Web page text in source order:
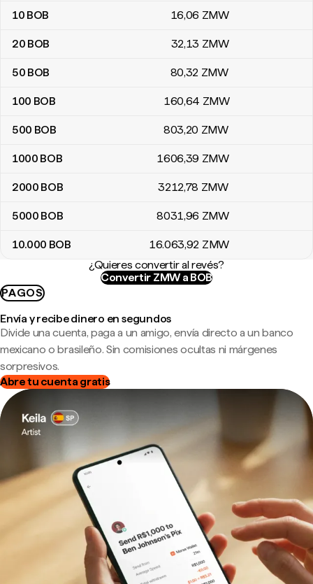
10 BOB 16,06 ZMW
20 BOB 32,13 ZMW
50 BOB 80,32 ZMW
100 BOB 160,64 ZMW
500 BOB 803,20 ZMW
1000 BOB 1606,39 ZMW
2000 BOB 3212,78 ZMW
5000 BOB 8031,96 ZMW
10.000 BOB 16.063,92 ZMW
¿Quieres convertir al revés?
Convertir ZMW a BOB
PAGOS
Envía y recibe dinero en segundos
Divide una cuenta, paga a un amigo, envía directo a un banco
mexicano o brasileño. Sin comisiones ocultas ni márgenes
sorpresivos.
Abre tu cuenta gratis